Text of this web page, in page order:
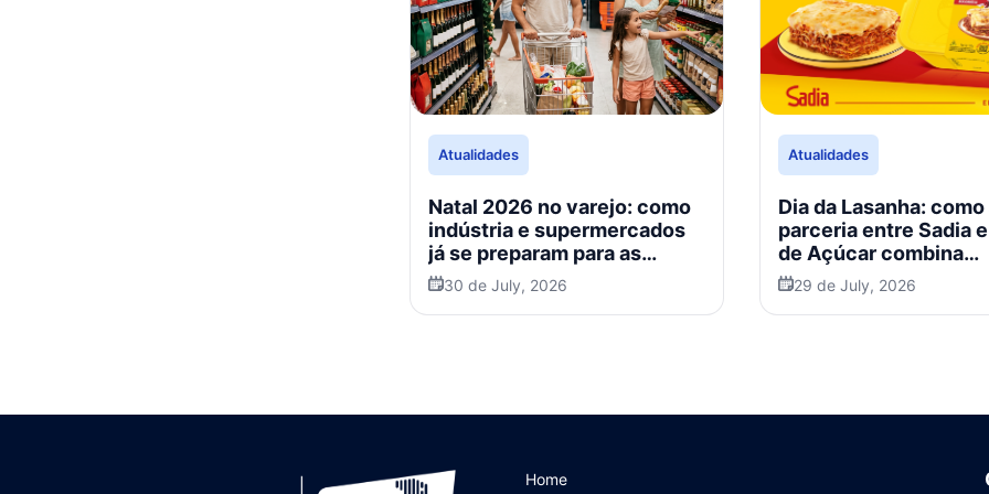
Atualidades
Natal 2026 no varejo: como
indústria e supermercados
já se preparam para as
festas
30 de July, 2026
Atualidades
Dia da Lasanha: como
parceria entre Sadia
de Açúcar combina
promoção,
inovação
29 de July, 2026
Home